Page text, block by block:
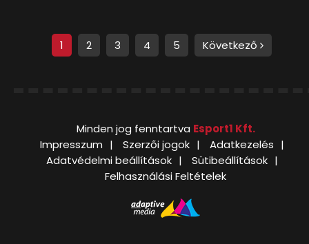
1 2 3 4 5 Következő
Minden jog fenntartva Esport1 Kft.
Impresszum
Szerzői jogok
Adatkezelés
Adatvédelmi beállítások
Sütibeállítások
Felhasználási Feltételek